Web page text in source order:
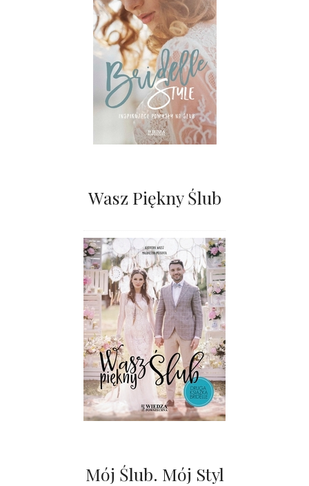
Wasz Piękny Ślub
Mój Ślub. Mój Styl